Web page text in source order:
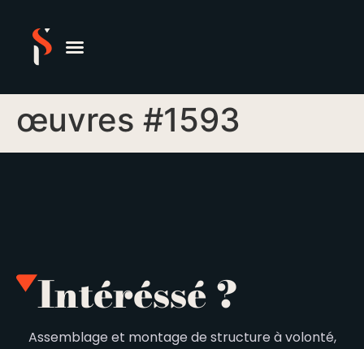
œuvres #1593
Intéréssé ?
Assemblage et montage de structure à volonté,